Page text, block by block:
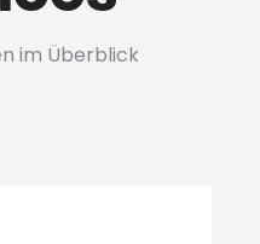
im Überblick